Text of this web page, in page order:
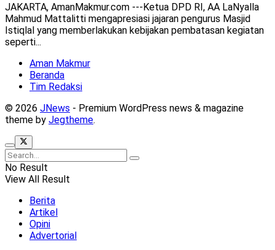
JAKARTA, AmanMakmur.com ---Ketua DPD RI, AA LaNyalla
Mahmud Mattalitti mengapresiasi jajaran pengurus Masjid
Istiqlal yang memberlakukan kebijakan pembatasan kegiatan
seperti...
Aman Makmur
Beranda
Tim Redaksi
© 2026 JNews - Premium WordPress news & magazine
theme by Jegtheme.
No Result
View All Result
Berita
Artikel
Opini
Advertorial